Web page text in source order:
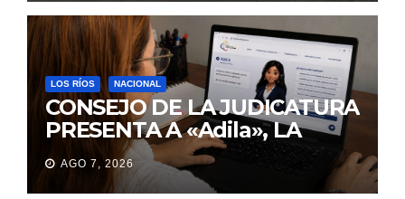
LOS RÍOS NACIONAL
CONSEJO DE LA JUDICATURA
PRESENTA A «Adila», LA
ASISTENTE VIRTUAL QUE
ORIENTA A LA CIUDADANÍA
AGO 7, 2026